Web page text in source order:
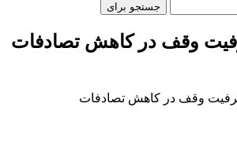
جستجو برای
وقف در کاهش تصادفات